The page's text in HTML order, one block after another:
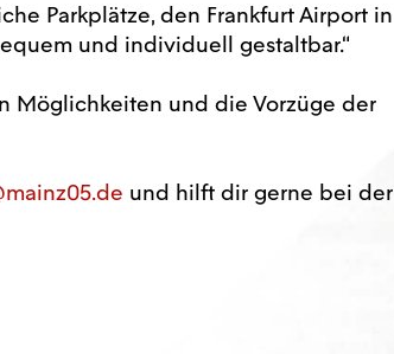
Parkplätze, den Frankfurt Airport in
und individuell gestaltbar.“
Möglichkeiten und die Vorzüge der
und hilft dir gerne bei der